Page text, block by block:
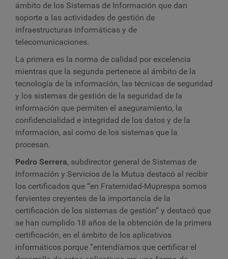
ámbito de los Sistemas de Información que dan
soporte a las actividades de gestión de
infraestructuras informáticas y de
telecomunicaciones.
La primera es la norma de calidad por excelencia
mientras que la segunda pertenece al ámbito de la
tecnología de la información, las técnicas de seguridad
y los sistemas de gestión de la seguridad de la
información que permiten el aseguramiento, la
confidencialidad e integridad de los datos y de la
información, así como de los sistemas que la
procesan.
Pedro Serrera, subdirector general de Sistemas de
Información y Servicios de la Mutua destacó al recibir
los certificados que “en Fraternidad-Muprespa somos
fervientes creyentes de la importancia de la
certificación de los sistemas de gestión” y destacó que
se han cumplido 18 años de la obtención de la primera
certificación, en el ámbito de los aplicativos
informáticos porque “entendíamos que certificar el